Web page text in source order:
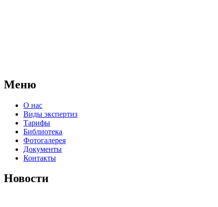
Меню
О нас
Виды экспертиз
Тарифы
Библиотека
Фотогалерея
Документы
Контакты
Новости